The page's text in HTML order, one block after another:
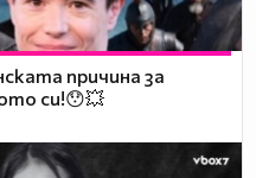
причина за
си!😯💥